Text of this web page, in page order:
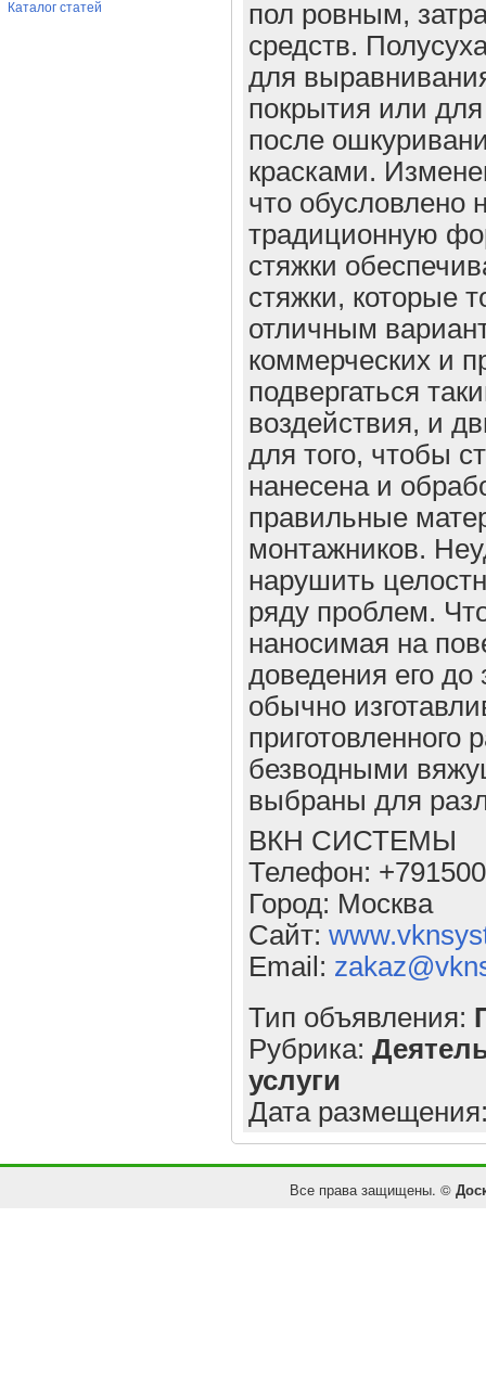
Каталог статей
пол ровным,
средств.
для
покрытия или
после
красками.
что
традиционную
стяжки
стяжки, которые
отличным
коммерческих и
подвергаться
воздействия, и
для того, чтобы
нанесена и
правильные
монтажников.
нарушить
ряду проблем.
наносимая на
доведения его
обычно
безводными
выбраны для
ВКН СИСТЕМЫ
Телефон:
Город: Москва
Сайт:
Email:
Тип объявления:
Рубрика:
услуги
Дата
Все права защищены. ©